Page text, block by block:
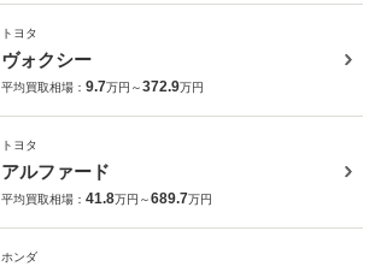
トヨタ
ヴォクシー
平均買取相場： 9.7万円～372.9万円
トヨタ
アルファード
平均買取相場： 41.8万円～689.7万円
ホンダ